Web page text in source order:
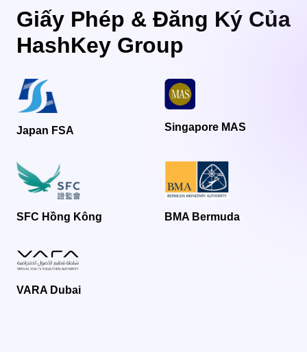
Giấy Phép & Đăng Ký Của
HashKey Group
Japan FSA Singapore MAS
SFC Hồng Kông BMA Bermuda
VARA Dubai